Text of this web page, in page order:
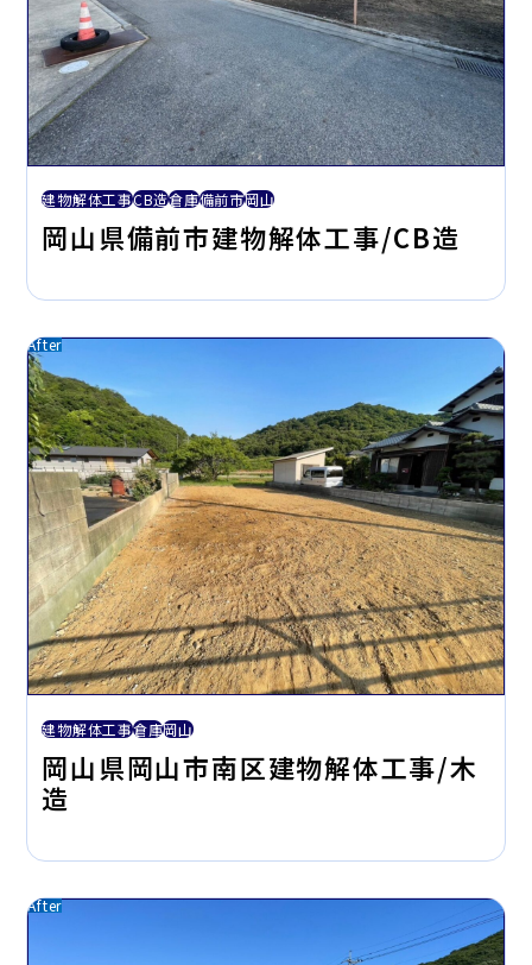
建物解体工事CB造倉庫備前市岡山
岡山県備前市建物解体工事/CB造
建物解体工事倉庫岡山
岡山県岡山市南区建物解体工事/木
造